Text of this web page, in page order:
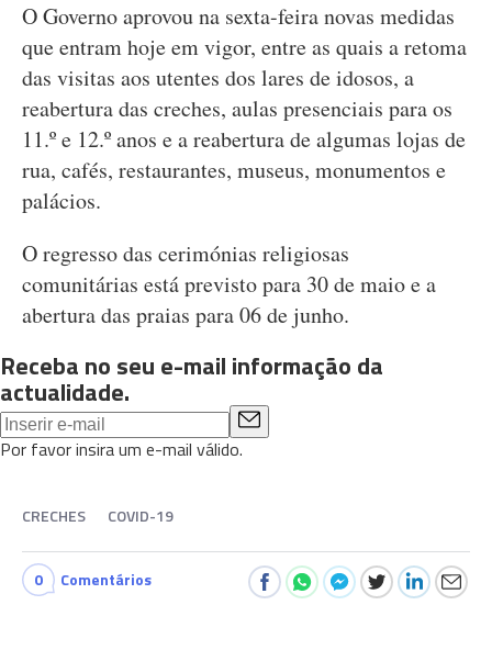
O Governo aprovou na sexta-feira novas medidas
que entram hoje em vigor, entre as quais a retoma
das visitas aos utentes dos lares de idosos, a
reabertura das creches, aulas presenciais para os
11.º e 12.º anos e a reabertura de algumas lojas de
rua, cafés, restaurantes, museus, monumentos e
palácios.
O regresso das cerimónias religiosas
comunitárias está previsto para 30 de maio e a
abertura das praias para 06 de junho.
Receba no seu e-mail informação da
actualidade.
Por favor insira um e-mail válido.
CRECHES COVID-19
0 Comentários